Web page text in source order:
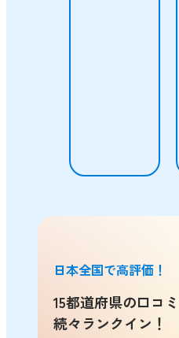
日本全国で高評価！
15都道府県の口コ
続々ランクイン！